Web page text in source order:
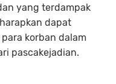
yang terdampak
dapat
korban dalam
pascakejadian.